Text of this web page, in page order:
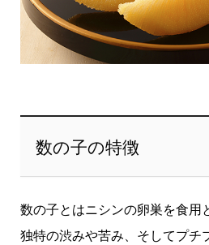
数の子の特徴
数の子とはニシンの卵巣を食用
独特の渋みや苦み、そしてプチ